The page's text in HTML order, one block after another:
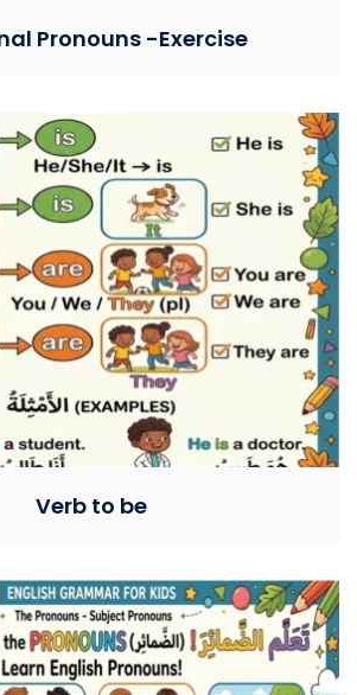
Pronouns -Exercise
Verb to be